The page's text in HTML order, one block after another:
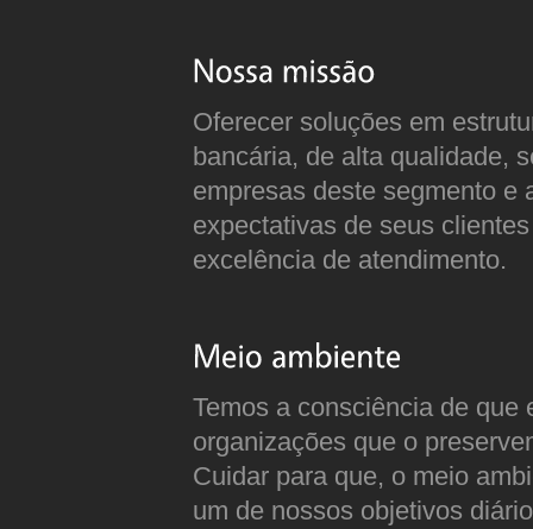
Oferecer soluções em
bancária, de alta qualidade,
empresas deste segmento e
expectativas de seus
excelência de atendimento.
Temos a consciência de que
organizações que o
Cuidar para que, o meio
um de nossos objetivos